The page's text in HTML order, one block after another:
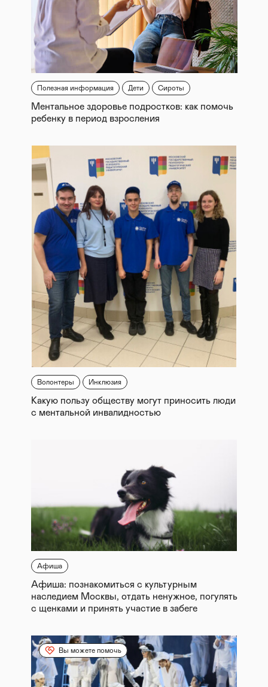
Полезная информация Дети Сироты
Ментальное здоровье подростков: как помочь
ребенку в период взросления
Волонтеры Инклюзия
Какую пользу обществу могут приносить люди
с ментальной инвалидностью
Афиша
Афиша: познакомиться с культурным
наследием Москвы, отдать ненужное, погулять
с щенками и принять участие в забеге
Вы можете помочь